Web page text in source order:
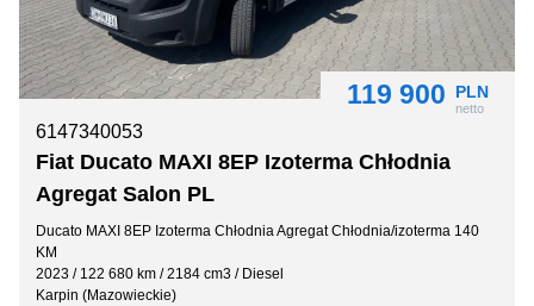
119 900 PLN
netto
6147340053
Fiat Ducato MAXI 8EP Izoterma Chłodnia
Agregat Salon PL
Ducato MAXI 8EP Izoterma Chłodnia Agregat Chłodnia/izoterma 140
KM
2023 / 122 680 km / 2184 cm3 / Diesel
Karpin (Mazowieckie)